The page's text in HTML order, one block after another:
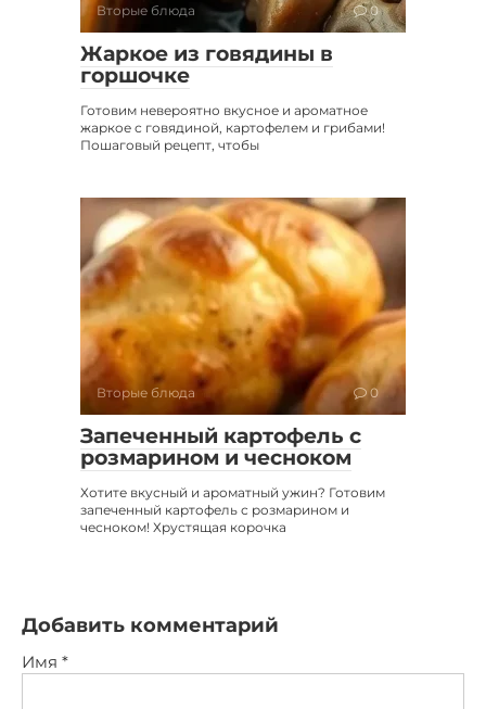
Вторые блюда 0
Жаркое из говядины в
горшочке
Готовим невероятно вкусное и ароматное
жаркое с говядиной, картофелем и грибами!
Пошаговый рецепт, чтобы
Вторые блюда 0
Запеченный картофель с
розмарином и чесноком
Хотите вкусный и ароматный ужин? Готовим
запеченный картофель с розмарином и
чесноком! Хрустящая корочка
Добавить комментарий
Имя *